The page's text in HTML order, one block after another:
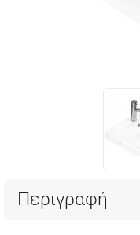
Περιγραφή